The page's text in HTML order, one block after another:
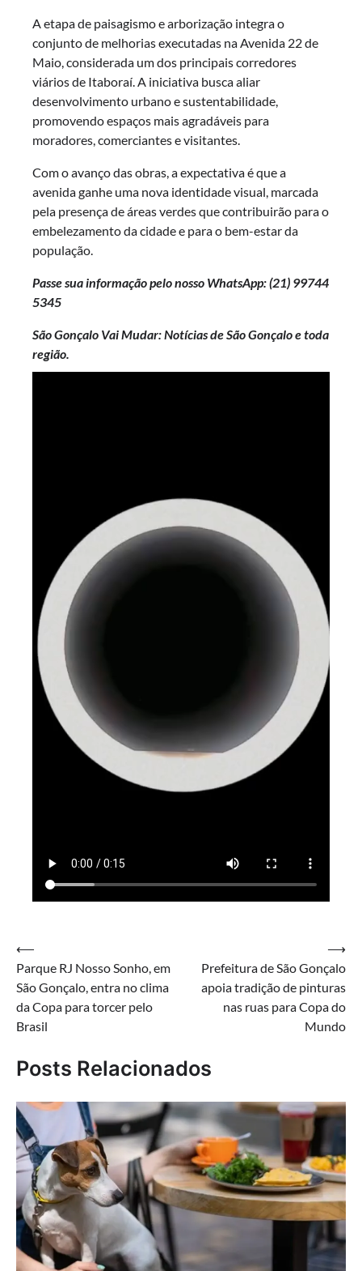
A etapa de paisagismo e arborização integra o
conjunto de melhorias executadas na Avenida 22 de
Maio, considerada um dos principais corredores
viários de Itaboraí. A iniciativa busca aliar
desenvolvimento urbano e sustentabilidade,
promovendo espaços mais agradáveis para
moradores, comerciantes e visitantes.
Com o avanço das obras, a expectativa é que a
avenida ganhe uma nova identidade visual, marcada
pela presença de áreas verdes que contribuirão para o
embelezamento da cidade e para o bem-estar da
população.
Passe sua informação pelo nosso WhatsApp: (21) 99744
5345
São Gonçalo Vai Mudar: Notícias de São Gonçalo e toda
região.
Navegação
de
Post
⟵
Parque RJ Nosso Sonho, em
São Gonçalo, entra no clima
da Copa para torcer pelo
Brasil
Prefeitura de São Gonçalo
apoia tradição de pinturas
nas ruas para Copa do
Mundo
⟶
Posts Relacionados